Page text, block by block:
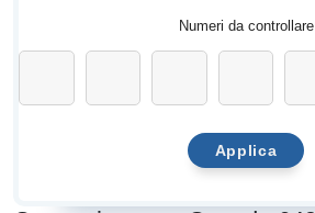
Numeri da controllare
Applica